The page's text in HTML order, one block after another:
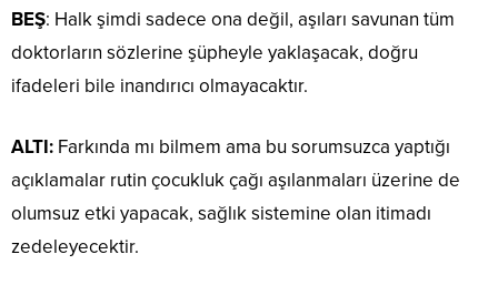
BEŞ: Halk şimdi sadece ona değil, aşıları savunan tüm
doktorların sözlerine şüpheyle yaklaşacak, doğru
ifadeleri bile inandırıcı olmayacaktır.
ALTI: Farkında mı bilmem ama bu sorumsuzca yaptığı
açıklamalar rutin çocukluk çağı aşılanmaları üzerine de
olumsuz etki yapacak, sağlık sistemine olan itimadı
zedeleyecektir.